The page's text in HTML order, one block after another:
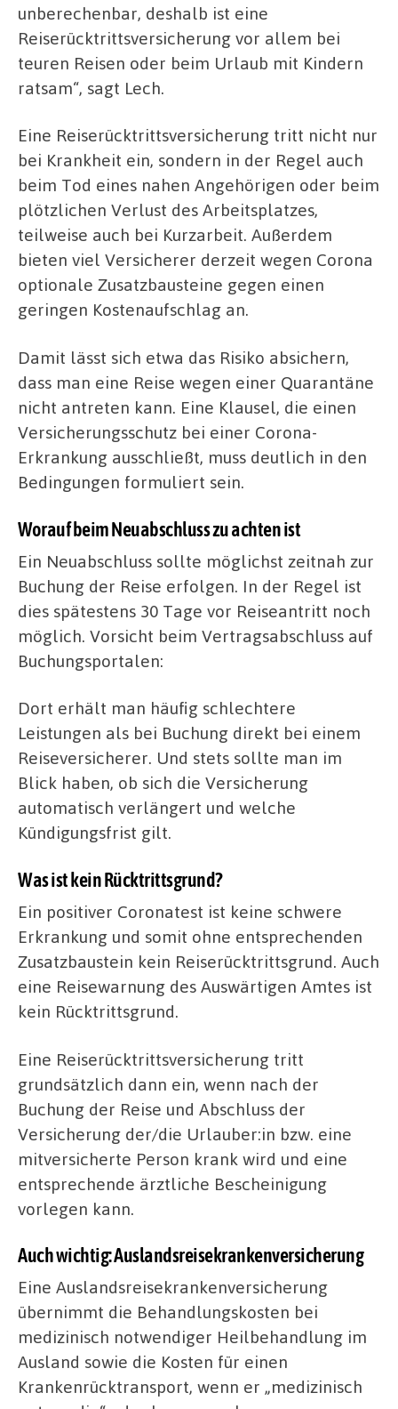
unberechenbar, deshalb ist eine
Reiserücktrittsversicherung vor allem bei
teuren Reisen oder beim Urlaub mit Kindern
ratsam“, sagt Lech.
Eine Reiserücktrittsversicherung tritt nicht nur
bei Krankheit ein, sondern in der Regel auch
beim Tod eines nahen Angehörigen oder beim
plötzlichen Verlust des Arbeitsplatzes,
teilweise auch bei Kurzarbeit. Außerdem
bieten viel Versicherer derzeit wegen Corona
optionale Zusatzbausteine gegen einen
geringen Kostenaufschlag an.
Damit lässt sich etwa das Risiko absichern,
dass man eine Reise wegen einer Quarantäne
nicht antreten kann. Eine Klausel, die einen
Versicherungsschutz bei einer Corona-
Erkrankung ausschließt, muss deutlich in den
Bedingungen formuliert sein.
Worauf beim Neuabschluss zu achten ist
Ein Neuabschluss sollte möglichst zeitnah zur
Buchung der Reise erfolgen. In der Regel ist
dies spätestens 30 Tage vor Reiseantritt noch
möglich. Vorsicht beim Vertragsabschluss auf
Buchungsportalen:
Dort erhält man häufig schlechtere
Leistungen als bei Buchung direkt bei einem
Reiseversicherer. Und stets sollte man im
Blick haben, ob sich die Versicherung
automatisch verlängert und welche
Kündigungsfrist gilt.
Was ist kein Rücktrittsgrund?
Ein positiver Coronatest ist keine schwere
Erkrankung und somit ohne entsprechenden
Zusatzbaustein kein Reiserücktrittsgrund. Auch
eine Reisewarnung des Auswärtigen Amtes ist
kein Rücktrittsgrund.
Eine Reiserücktrittsversicherung tritt
grundsätzlich dann ein, wenn nach der
Buchung der Reise und Abschluss der
Versicherung der/die Urlauber:in bzw. eine
mitversicherte Person krank wird und eine
entsprechende ärztliche Bescheinigung
vorlegen kann.
Auch wichtig: Auslandsreisekrankenversicherung
Eine Auslandsreisekrankenversicherung
übernimmt die Behandlungskosten bei
medizinisch notwendiger Heilbehandlung im
Ausland sowie die Kosten für einen
Krankenrücktransport, wenn er „medizinisch